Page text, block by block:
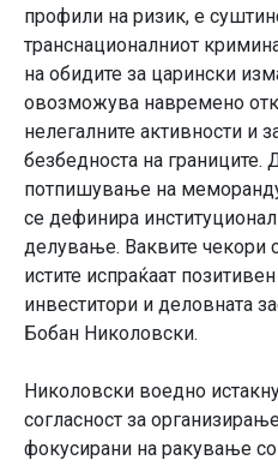
профили на ризик, е
транснационалниот
на обидите за царински
овозможува навремено
нелегалните активности и
безбедноста на
потпишување на
се дефинира
делување. Ваквите чекори
истите испраќаат
инвеститори и деловната
Бобан Николовски.
Николовски воедно
согласност за
фокусирани на ракување